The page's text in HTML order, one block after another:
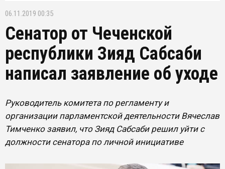
06.11.2019 00:35
Сенатор от Чеченской
республики Зияд Сабсаби
написал заявление об уходе
Руководитель комитета по регламенту и
организации парламентской деятельности Вячеслав
Тимченко заявил, что Зияд Сабсаби решил уйти с
должности сенатора по личной инициативе